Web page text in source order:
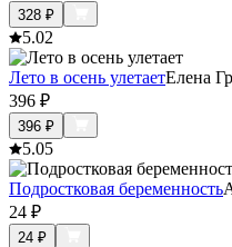
328 ₽
5.02
Лето в осень улетаетЕлена
396 ₽
396 ₽
5.05
Подростковая беременность
24 ₽
24 ₽